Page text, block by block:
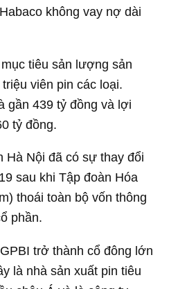
không vay nợ dài
tiêu sản lượng sản
viên pin các loại.
gần439 tỷ đồng và lợi
tỷ đồng.
Hà Nội đã có sự thay đổi
sau khi Tập đoàn Hóa
thoái toàn bộ vốn thông
phần.
trở thành cổ đông lớn
là nhà sản xuất pin tiêu